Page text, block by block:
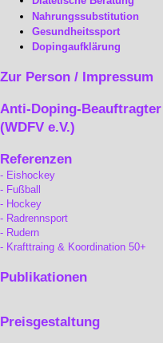
Nahrungssubstitution
Gesundheitssport
Dopingaufklärung
Zur Person / Impressum
Anti-Doping-Beauftragter
(WDFV e.V.)
Referenzen
Eishockey
Fußball
Hockey
Radrennsport
Rudern
Krafttraing & Koordination 50+
Publikationen
Preisgestaltung